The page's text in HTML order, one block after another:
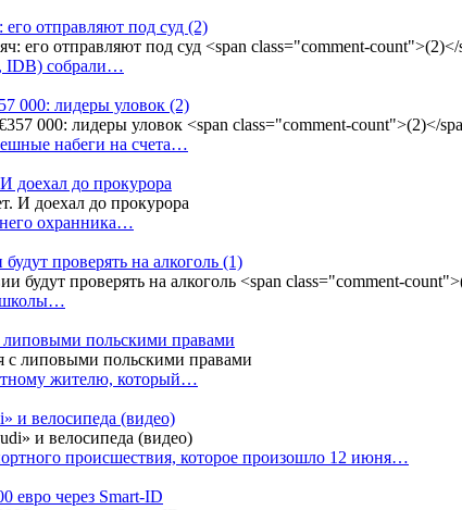
отправляют под суд (2)
IDB) собрали…
000: лидеры уловок (2)
набеги на счета…
доехал до прокурора
охранника…
проверять на алкоголь (1)
школы…
польскими правами
жителю, который…
и велосипеда (видео)
происшествия, которое произошло 12 июня…
евро через Smart-ID